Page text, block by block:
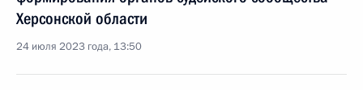
Херсонской области
24 июля 2023 года, 13:50